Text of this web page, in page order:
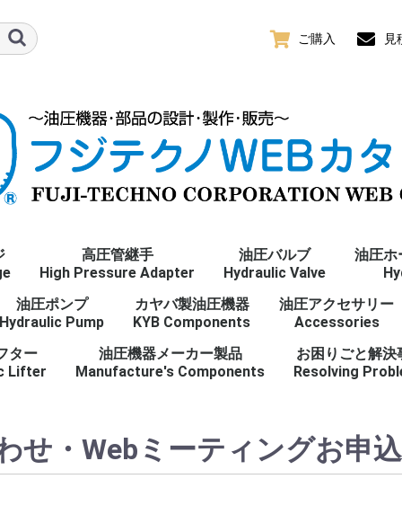
ご購入 見
おねじ
オスシート(30°)
おねじ
メスシート(30°)
めねじ(ユニオン)
オスシート(30°)
めねじ(ユニオン)
メスシート(30°)
おねじ
O-リングボス
おねじ
O-リングボス(アジャス
めねじ
O-リングポート
おねじ
ORS
Gねじ
管用平行ねじ 全て
おねじ
R
めねじ
Rc
R/Rcねじ
管用テーパねじ 全て
おねじ
オスシート(30°)
おねじ
メスシート(30°)
めねじ(ユニオン)
オスシート(30°)
めねじ(ユニオン)
メスシート(30°)
おねじ
O-リングボス
おねじ
O-リングボス(アジャス
Mねじ
メートルねじ 全て
おねじ
オスシート(37°)
めねじ(ユニオン)
メスシート(37°)
おねじ
O-リングボス
おねじ
O-リングボス(アジャス
めねじ
O-リングポート
おねじ
ORS
UNFねじ
ユニファイねじ 全て
パね
おねじ
めねじ
NPTねじ
アメリカ管用テーパね
全て
高圧管継手
High Pressure Adapter
油圧バルブ
Hydraulic Valve
油圧ホ
油圧ポンプ
Hydraulic Pump
カヤバ製油圧機器
KYB Components
油圧アクセサリー
Accessories
ター
Lifter
油圧機器メーカー製品
Manufacture's Components
お困りごと解決
Resolving
せ・Webミーティングお申